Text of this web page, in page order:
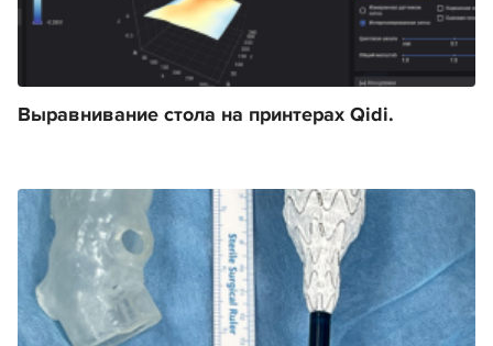
Выравнивание стола на принтерах Qidi.